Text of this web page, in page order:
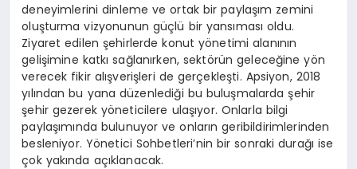
deneyimlerini dinleme ve ortak bir paylaşım zemini
oluşturma vizyonunun güçlü bir yansıması oldu.
Ziyaret edilen şehirlerde konut yönetimi alanının
gelişimine katkı sağlanırken, sektörün geleceğine yön
verecek fikir alışverişleri de gerçekleşti. Apsiyon, 2018
yılından bu yana düzenlediği bu buluşmalarda şehir
şehir gezerek yöneticilere ulaşıyor. Onlarla bilgi
paylaşımında bulunuyor ve onların geribildirimlerinden
besleniyor. Yönetici Sohbetleri’nin bir sonraki durağı ise
çok yakında açıklanacak.